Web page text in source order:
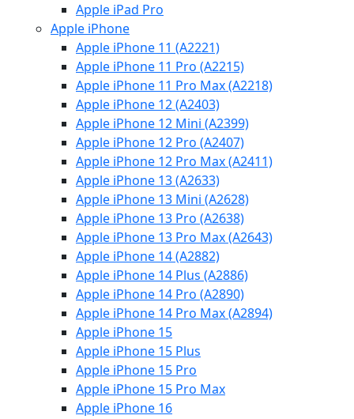
Apple iPad Pro
Apple iPhone
Apple iPhone 11 (A2221)
Apple iPhone 11 Pro (A2215)
Apple iPhone 11 Pro Max (A2218)
Apple iPhone 12 (A2403)
Apple iPhone 12 Mini (A2399)
Apple iPhone 12 Pro (A2407)
Apple iPhone 12 Pro Max (A2411)
Apple iPhone 13 (A2633)
Apple iPhone 13 Mini (A2628)
Apple iPhone 13 Pro (A2638)
Apple iPhone 13 Pro Max (A2643)
Apple iPhone 14 (A2882)
Apple iPhone 14 Plus (A2886)
Apple iPhone 14 Pro (A2890)
Apple iPhone 14 Pro Max (A2894)
Apple iPhone 15
Apple iPhone 15 Plus
Apple iPhone 15 Pro
Apple iPhone 15 Pro Max
Apple iPhone 16